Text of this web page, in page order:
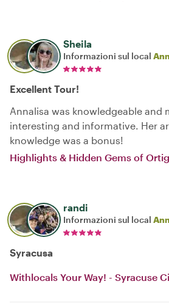
Sheila
Informazioni sul local
Excellent Tour!
Annalisa was knowledgeable and
interesting and informative. Her
knowledge was a bonus!
Highlights & Hidden Gems of
randi
Informazioni sul local
Syracusa
Withlocals Your Way! - Syracuse